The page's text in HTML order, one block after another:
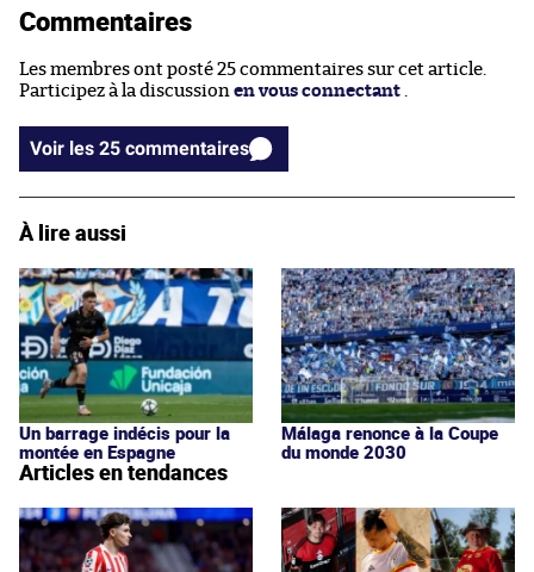
Commentaires
Les membres ont posté 25 commentaires sur cet article.
Participez à la discussion en vous connectant
Voir les 25 commentaires
À lire aussi
Un barrage indécis pour la
montée en Espagne
Málaga renonce à la Coupe
du monde 2030
Articles en tendances